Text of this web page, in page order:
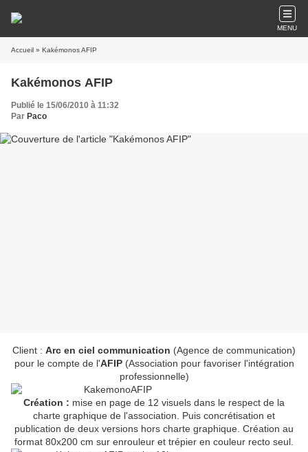
MENU
Accueil » Kakémonos AFIP
Kakémonos AFIP
Publié le 15/06/2010 à 11:32
Par Paco
Client : Arc en ciel communication (Agence de communication)
pour le compte de l'AFIP(Association pour favoriser l'intégration
professionnelle)
Création : mise en page de 12 visuels dans le respect de la
charte graphique de l'association. Puis concrétisation et
publication de deux versions hors charte graphique. Création au
format 80x200 cm sur enrouleur et trépier en couleur recto seul.